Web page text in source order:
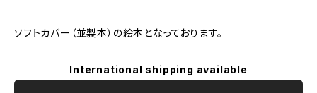
ソフトカバー（並製本）の絵本となっております。
International shipping available